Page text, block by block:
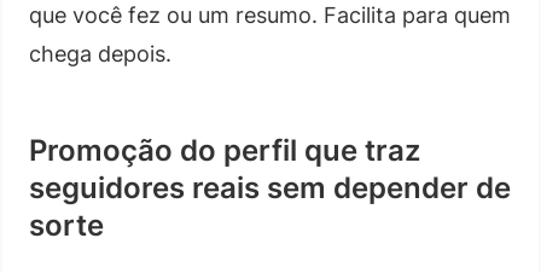
que você fez ou um resumo. Facilita para quem
chega depois.
Promoção do perfil que traz
seguidores reais sem depender de
sorte